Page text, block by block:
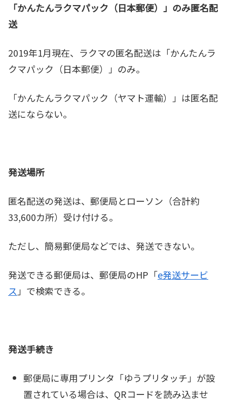
「かんたんラクマパック（日本郵便）」のみ匿名配
送
2019年1月現在、ラクマの匿名配送は「かんたんラ
クマパック（日本郵便）」のみ。
「かんたんラクマパック（ヤマト運輸）」は匿名配
送にならない。
発送場所
匿名配送の発送は、郵便局とローソン（合計約
33,600カ所）受け付ける。
ただし、簡易郵便局などでは、発送できない。
発送できる郵便局は、郵便局のHP「e発送サービ
ス 」で検索できる。
発送手続き
郵便局に専用プリンタ「ゆうプリタッチ」が設
置されている場合は、QRコードを読み込ませ